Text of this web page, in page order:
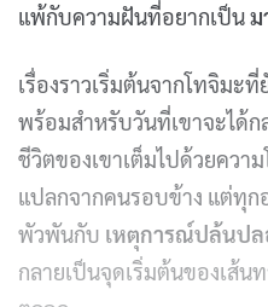
แพ้กับความฝันที่อยากเป็นม
เรื่องราวเริ่มต้นจากโทจิมะ
พร้อมสำหรับวันที่เขาจะได้ก
ชีวิตของเขาเต็มไปด้วยควา
แปลกจากคนรอบข้าง แต่ทุก
พัวพันกับ เหตุการณ์ปล้นปล
กลายเป็นจุดเริ่มต้นของเส้น